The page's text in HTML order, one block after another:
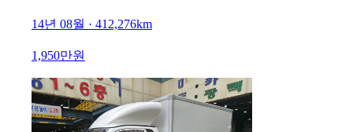
14년 08월 · 412,276km
1,950만원